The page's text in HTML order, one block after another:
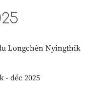
Longchèn Nyingthik